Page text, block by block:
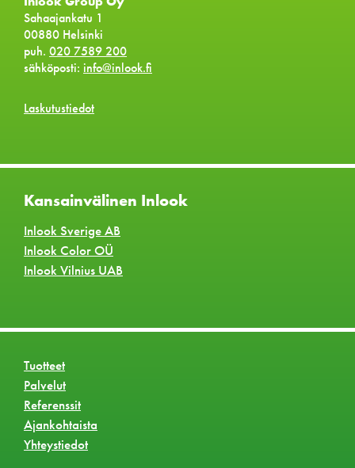
Sahaajankatu 1
00880 Helsinki
puh. 020 7589 200
sähköposti: info@inlook.fi
Laskutustiedot
Kansainvälinen Inlook
Inlook Sverige AB
Inlook Color OÜ
Inlook Vilnius UAB
Tuotteet
Palvelut
Referenssit
Ajankohtaista
Yhteystiedot